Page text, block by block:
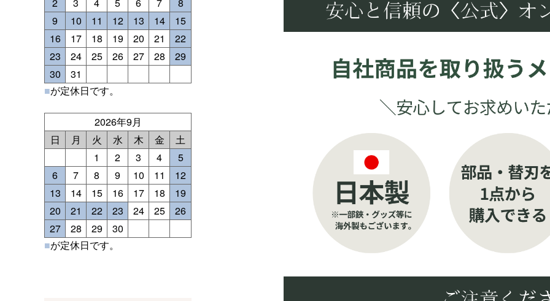
9
10 11 12 13 14
15
16
17 18 19 20 21
22
23
24 25 26 27 28
29
30
31
■が定休日です。
2026年9月
日
月 火 水 木 金
土
1
2 3 4
5
6
7 8 9 10 11
12
13
14 15 16 17 18
19
20
21 22 23 24 25
26
27
28 29
30
■が定休日です。